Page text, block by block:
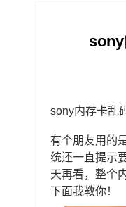
sony
sony内存卡乱
有个朋友用的
统还一直提示
天再看，整个
下面我教你！